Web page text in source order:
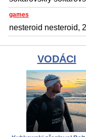
games
nesteroid nesteroid,
VODÁCI